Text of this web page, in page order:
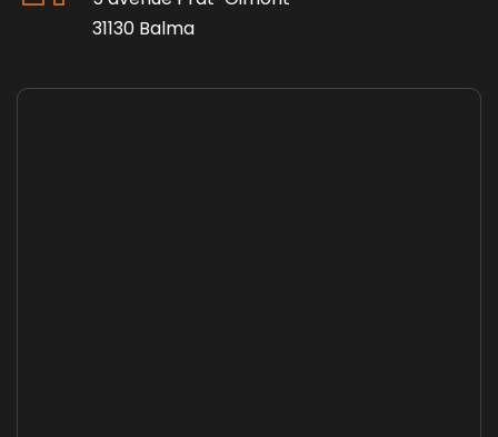
31130 Balma